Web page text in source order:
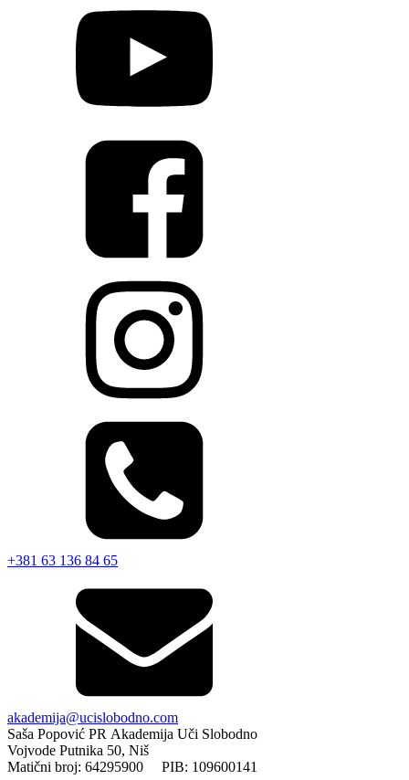
+381 63 136 84 65
akademija@ucislobodno.com
Saša Popović PR Akademija Uči Slobodno
Vojvode Putnika 50, Niš
Matični broj: 64295900 PIB: 109600141